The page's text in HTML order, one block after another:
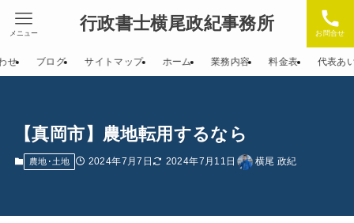
行政書士横尾政紀事務所 お問合せ
メニュー
せ ブログ サイトマップ ホーム 業務内容 料金表 代表あ
【真岡市】農地転用するなら
農地･土地 2024年7月7日 2024年7月11日 横尾 政紀